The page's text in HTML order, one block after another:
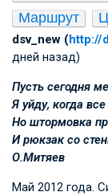
Маршрут
dsv_new (http://
дней назад)
Пусть сегодня
Я уйду, когда
Но штормовка
И рюкзак со
О.Митяев
Май 2012 года.